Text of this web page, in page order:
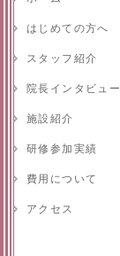
はじめての方へ
スタッフ紹介
院長インタビュー
施設紹介
研修参加実績
費用について
アクセス